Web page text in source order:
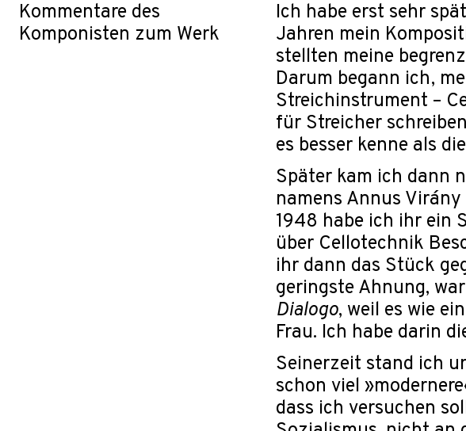
Kommentare des
Komponisten zum Werk
Ich habe erst sehr
Jahren mein
stellten meine
Darum begann ich,
Streichinstrument –
für Streicher
es besser kenne als
Später kam ich dann
namens Annus
1948 habe ich ihr ein
über Cellotechnik
ihr dann das Stück
geringste Ahnung,
Dialogo, weil es wie
Frau. Ich habe darin
Seinerzeit stand ich
schon viel
dass ich versuchen